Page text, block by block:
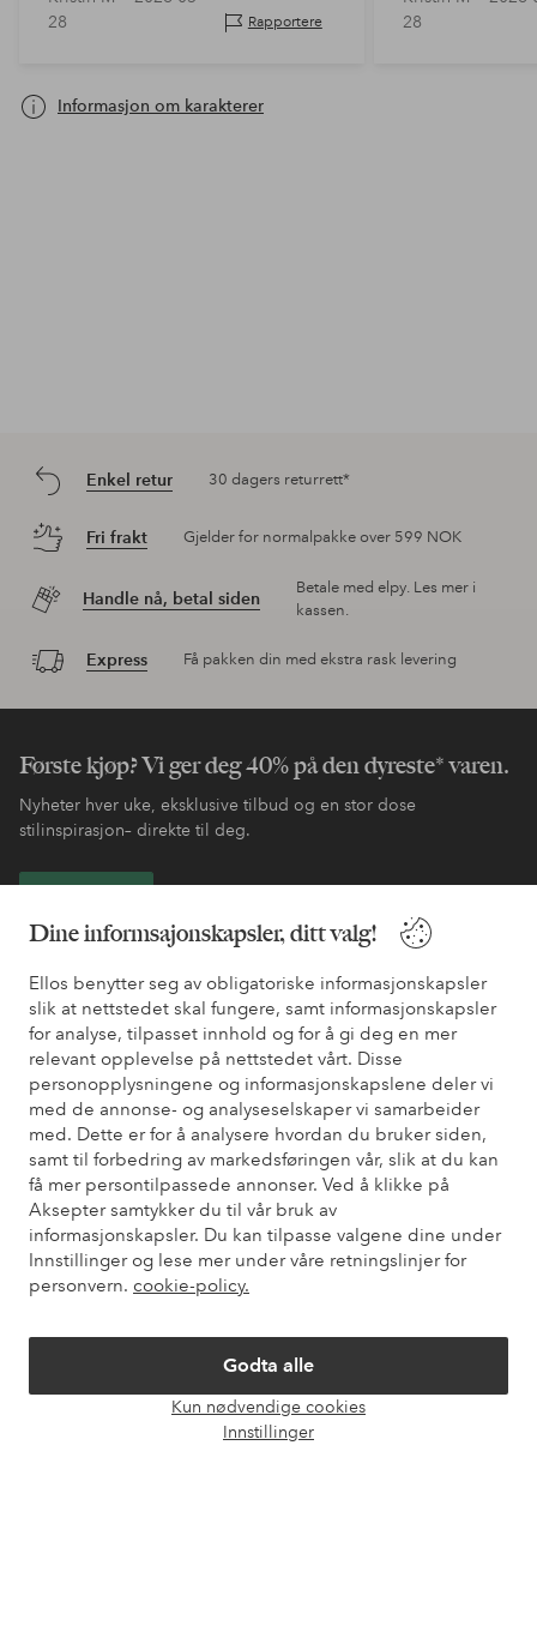
Dine informsajonskapsler, ditt valg!
Ellos benytter seg av obligatoriske informasjonskapsler
slik at nettstedet skal fungere, samt informasjonskapsler
for analyse, tilpasset innhold og for å gi deg en mer
relevant opplevelse på nettstedet vårt. Disse
personopplysningene og informasjonskapslene deler vi
med de annonse- og analyseselskaper vi samarbeider
med. Dette er for å analysere hvordan du bruker siden,
samt til forbedring av markedsføringen vår, slik at du kan
få mer persontilpassede annonser. Ved å klikke på
Aksepter samtykker du til vår bruk av
informasjonskapsler. Du kan tilpasse valgene dine under
Innstillinger og lese mer under våre retningslinjer for
personvern. cookie-policy.
Godta alle
Kun nødvendige cookies
Innstillinger
28
Rapportere
28
Informasjon om karakterer
Enkel retur 30 dagers returrett*
Fri frakt Gjelder for normalpakke over 599 NOK
Handle nå, betal siden
Betale med elpy. Les mer i
kassen.
Express Få pakken din med ekstra rask levering
Første kjøp? Vi ger deg 40% på den dyreste* varen.
Nyheter hver uke, eksklusive tilbud og en stor dose
stilinspirasjon– direkte til deg.
Trenger du hjelp?
Du finner svar på de vanligste spørsmålene i vår FAQ. Du finner
også informasjon om hvordan du kan kontakte oss.
Kundeservice Betalingsmåte
Mine sider
Om Ellos